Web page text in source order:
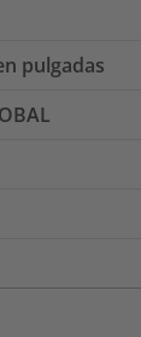
pulgadas